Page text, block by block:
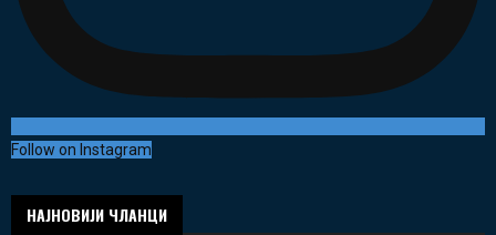
Follow on Instagram
НАЈНОВИЈИ ЧЛАНЦИ